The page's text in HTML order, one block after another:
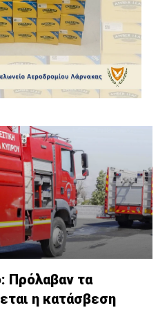
των 50 γραμμαρίωνη κάθε
Πρόλαβαν τα
η κατάσβεση